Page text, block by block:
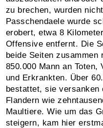
zu brechen, wurden
Passchendaele wurde
erobert, etwa 8
Offensive entfernt. Die
beide Seiten
850.000 Mann an Toten,
und Erkrankten. Über
bestattet, sie versanken
Flandern wie
Maultiere. Wie um das
steigern, kam hier